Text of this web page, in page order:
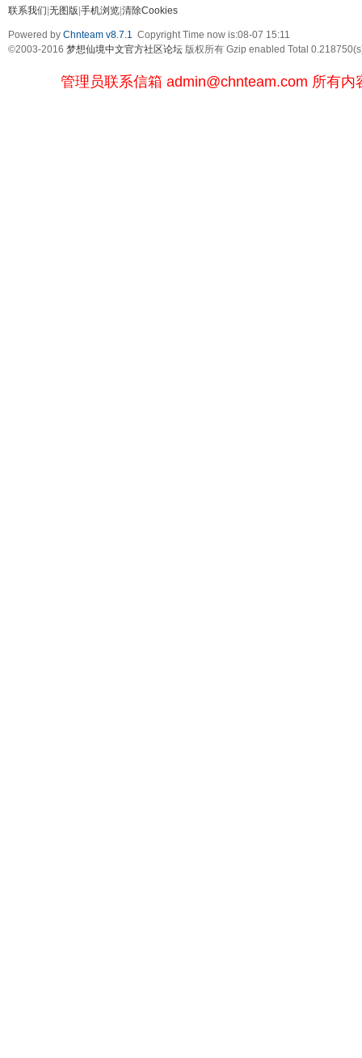
联系我们 无图版 手机浏览 清除Cookies
Powered by Chnteam v8.7.1 Copyright Time now is:08-07 15:11
©2003-2016 梦想仙境中文官方社区论坛 版权所有 Gzip enabled Total
管理员联系信箱 admin@chnteam.com 所有内